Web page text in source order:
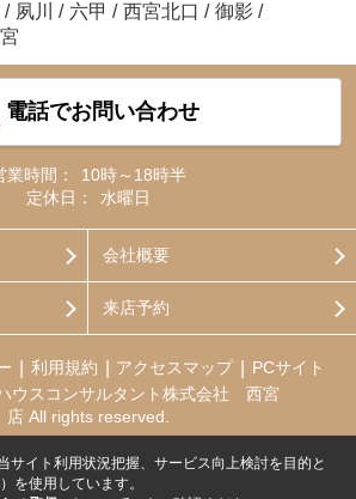
/ 夙川 / 六甲 / 西宮北口 / 御影 /
電話でお問い合わせ
業時間：
10時～18時半
定休日：
水曜日
会社概要
来店予約
利用規約 アクセスマップ
PCサイト
ウスコンサルタント株式会社 西宮
店 All rights reserved.
サイト利用状況把握、サービス向上検討を目的と
を使用しています。